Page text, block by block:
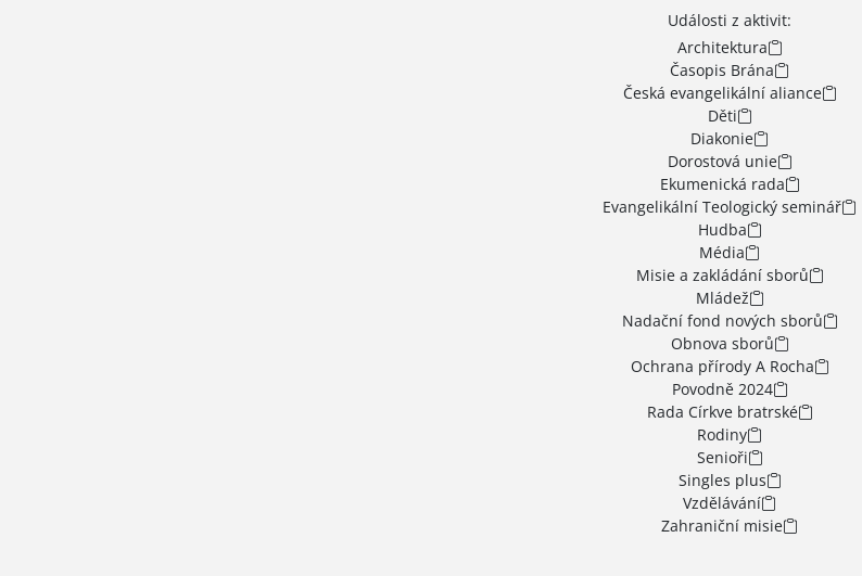
Události z aktivit:
Architektura
Časopis Brána
Česká evangelikální aliance
Děti
Diakonie
Dorostová unie
Ekumenická rada
Evangelikální Teologický seminář
Hudba
Média
Misie a zakládání sborů
Mládež
Nadační fond nových sborů
Obnova sborů
Ochrana přírody A Rocha
Povodně 2024
Rada Církve bratrské
Rodiny
Senioři
Singles plus
Vzdělávání
Zahraniční misie